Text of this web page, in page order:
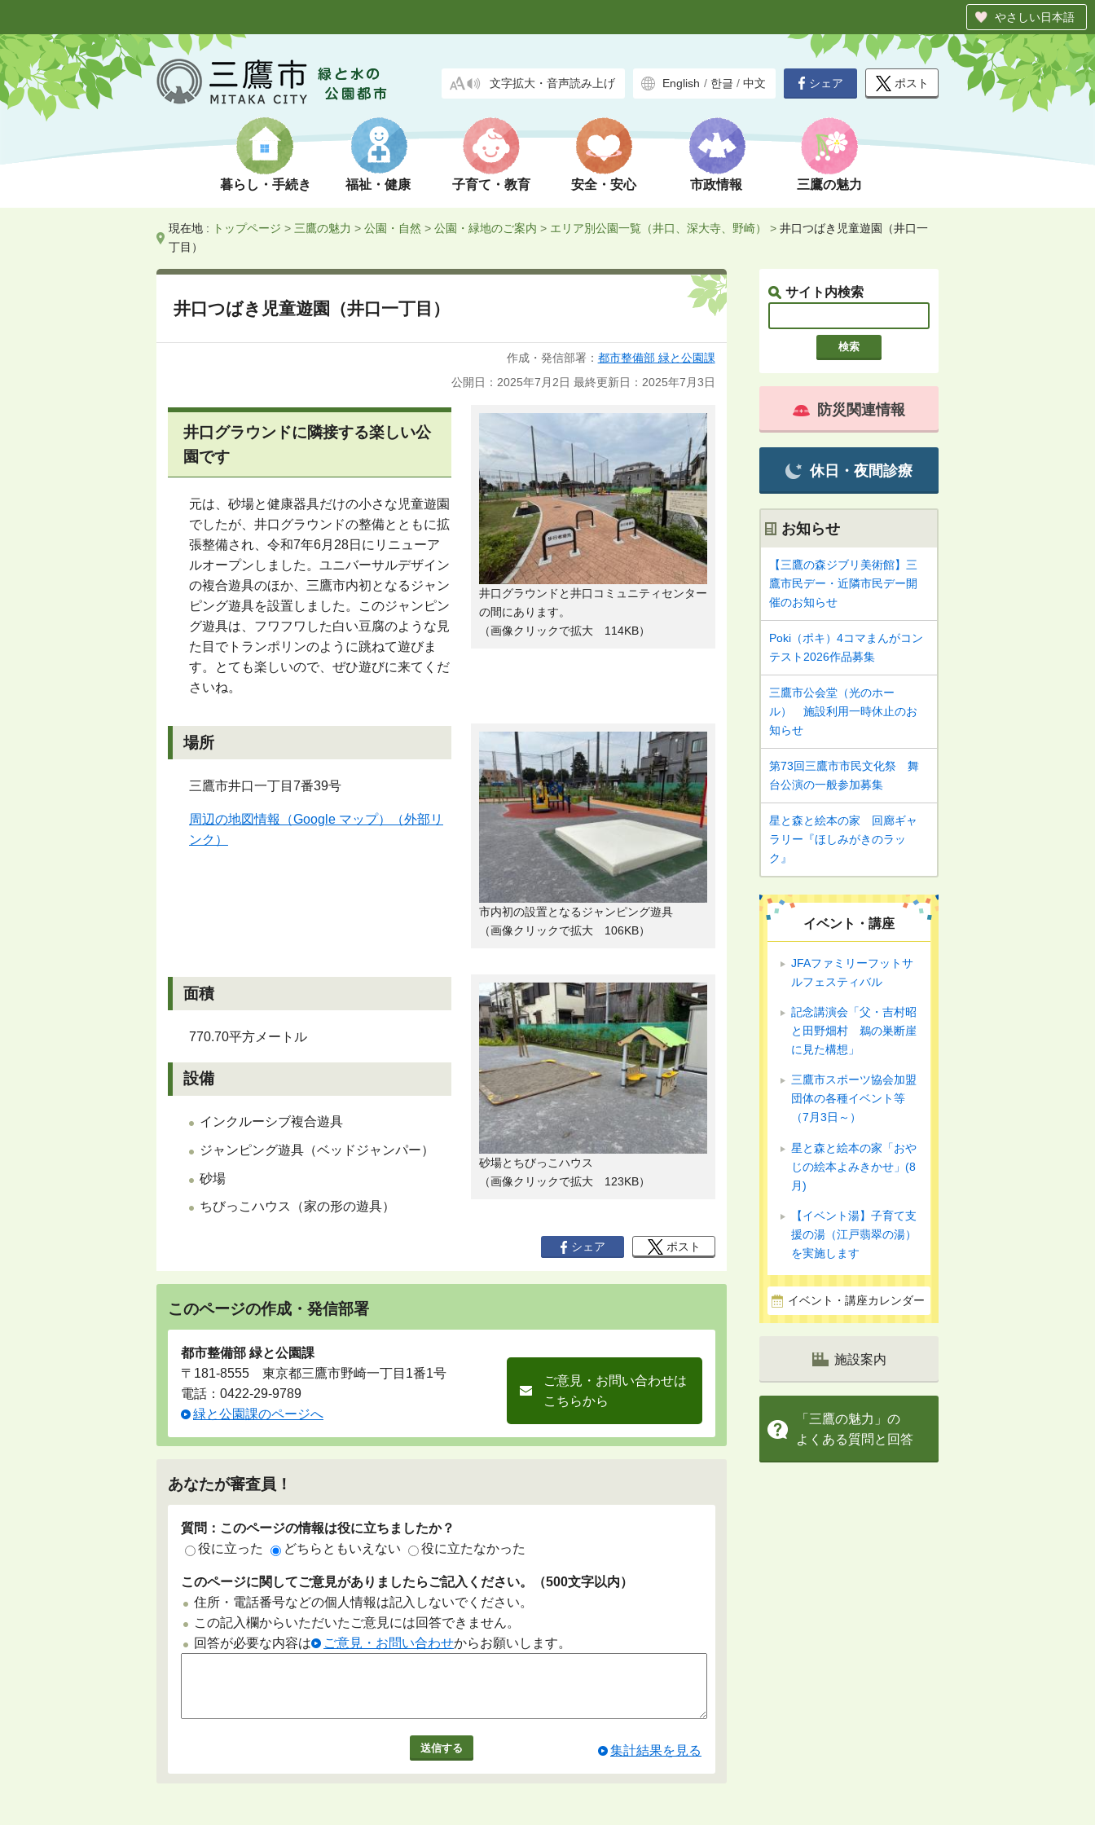
やさしい日本語
文字拡大・音声読み上げ English / 한글 / 中文
暮らし・手続き 福祉・健康 子育て・教育 安全・安心 市政情報 三鷹の魅力
シェア ポスト
現在地 : トップページ > 三鷹の魅力 > 公園・自然 > 公園・緑地のご案内 > エリア別公園一覧（井口、深大寺、野崎） > 井口つばき児童遊園（井口一
丁目）
サイト内検索
井口つばき児童遊園（井口一丁目）
作成・発信部署： 都市整備部 緑と公園課
公開日：2025年7月2日 最終更新日：2025年7月3日
井口グラウンドと井口コミュニティセンター
の間にあります。
（画像クリックで拡大 114KB）
井口グラウンドに隣接する楽しい公
園です
元は、砂場と健康器具だけの小さな児童遊園
でしたが、井口グラウンドの整備とともに拡
張整備され、令和7年6月28日にリニューア
ルオープンしました。ユニバーサルデザイン
の複合遊具のほか、三鷹市内初となるジャン
ピング遊具を設置しました。このジャンピン
グ遊具は、フワフワした白い豆腐のような見
た目でトランポリンのように跳ねて遊びま
す。とても楽しいので、ぜひ遊びに来てくだ
さいね。
市内初の設置となるジャンピング遊具
（画像クリックで拡大 106KB）
場所
三鷹市井口一丁目7番39号
周辺の地図情報（Google マップ）（外部リ
ンク）
砂場とちびっこハウス
（画像クリックで拡大 123KB）
面積
770.70平方メートル
設備
インクルーシブ複合遊具
ジャンピング遊具（ベッドジャンパー）
砂場
ちびっこハウス（家の形の遊具）
シェア ポスト
このページの作成・発信部署
都市整備部 緑と公園課
〒181-8555 東京都三鷹市野崎一丁目1番1号
電話： 0422-29-9789
緑と公園課のページへ
ご意見・お問い合わせは
こちらから
あなたが審査員！
質問：このページの情報は役に立ちましたか？
役に立った
どちらともいえない 役に立たなかった
このページに関してご意見がありましたらご記入ください。（500文字以内）
住所・電話番号などの個人情報は記入しないでください。
この記入欄からいただいたご意見には回答できません。
回答が必要な内容は
ご意見・お問い合わせからお願いします。
集計結果を見る
防災関連情報
休日・夜間診療
お知らせ
【三鷹の森ジブリ美術館】三
鷹市民デー・近隣市民デー開
催のお知らせ
Poki（ポキ）4コマまんがコン
テスト2026作品募集
三鷹市公会堂（光のホー
ル） 施設利用一時休止のお
知らせ
第73回三鷹市市民文化祭 舞
台公演の一般参加募集
星と森と絵本の家 回廊ギャ
ラリー『ほしみがきのラッ
ク』
イベント・講座
JFAファミリーフットサ
ルフェスティバル
記念講演会「父・吉村昭
と田野畑村 鵜の巣断崖
に見た構想」
三鷹市スポーツ協会加盟
団体の各種イベント等
（7月3日～）
星と森と絵本の家「おや
じの絵本よみきかせ」(8
月)
【イベント湯】子育て支
援の湯（江戸翡翠の湯）
を実施します
イベント・講座カレンダー
施設案内
「三鷹の魅力」の
よくある質問と回答